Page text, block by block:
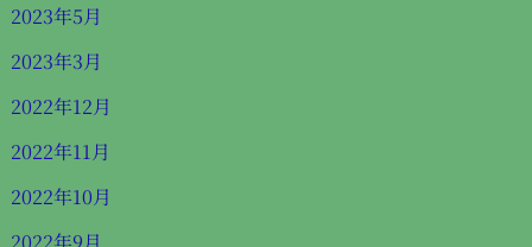
2023年5月
2023年3月
2022年12月
2022年11月
2022年10月
2022年9月